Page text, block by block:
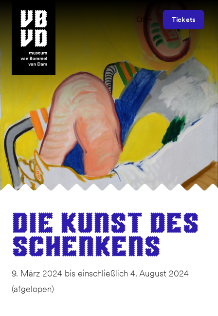
museum van Bommel van Dam
DE Tickets
Die Kun­st des
Schenkens
9. März 2024 bis einschließlich 4. August 2024
(afgelopen)